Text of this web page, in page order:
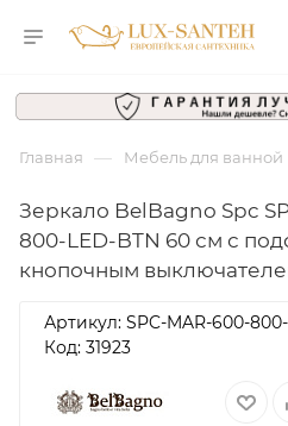
Главная — Мебель для ванной
Зеркало BelBagno Spc
800-LED-BTN 60 см с
кнопочным
Артикул: SPC-MAR-600-
Код: 31923